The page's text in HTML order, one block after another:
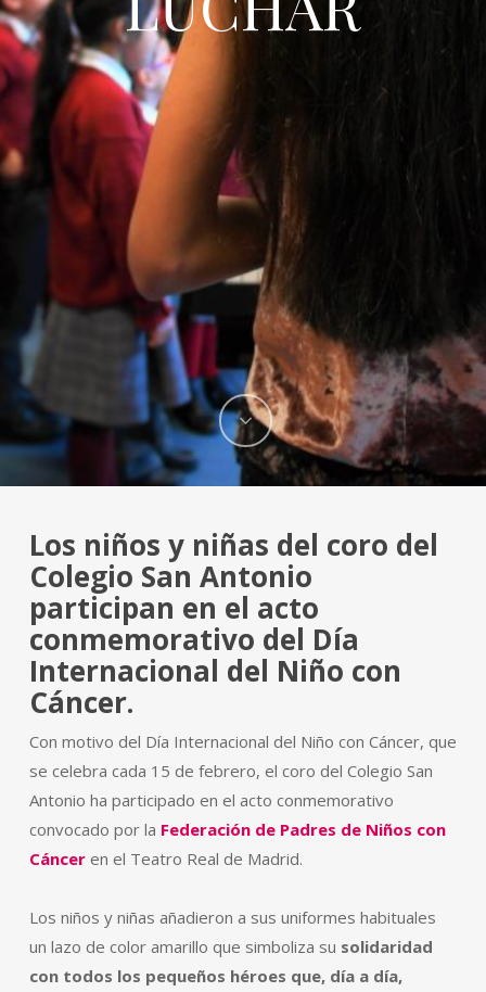
Los niños y niñas del coro del
Colegio San Antonio
participan en el acto
conmemorativo del Día
Internacional del Niño con
Cáncer.
Con motivo del Día Internacional del Niño con Cáncer, que
se celebra cada 15 de febrero, el coro del Colegio San
Antonio ha participado en el acto conmemorativo
convocado por la Federación de Padres de Niños con
Cánceren el Teatro Real de Madrid.
Los niños y niñas añadieron a sus uniformes habituales
un lazo de color amarillo que simboliza su solidaridad
con todos los pequeños héroes que, día a día,